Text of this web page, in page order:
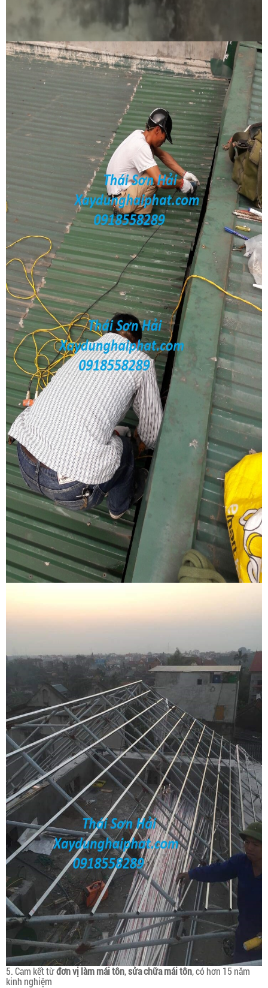
5. Cam kết từđơn vị làm mái tôn,sửa chữa mái tôn, có hơn 15 năm
kinh nghiệm